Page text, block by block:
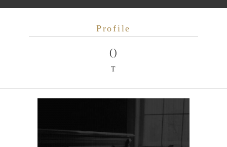
Profile
()
T